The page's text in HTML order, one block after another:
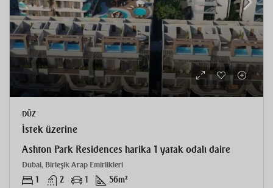
DÜZ
İstek üzerine
Ashton Park Residences harika 1 yatak odalı daire
Dubai, Birleşik Arap Emirlikleri
1 2 1 56m²